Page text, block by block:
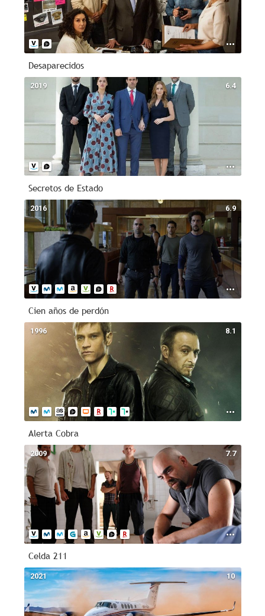
Desaparecidos
6.4
2019
Secretos de Estado
6.9
2016
Cien años de perdón
8.1
1996
Alerta Cobra
7.7
2009
Celda 211
10
2021